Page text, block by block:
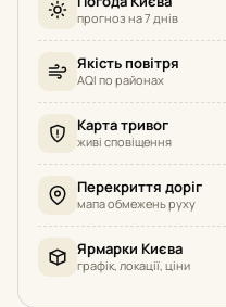
прогноз на 7 днів
Якість повітря
AQI по районах
Карта тривог
живі сповіщення
Перекриття доріг
мапа обмежень руху
Ярмарки Києва
графік, локації, ціни